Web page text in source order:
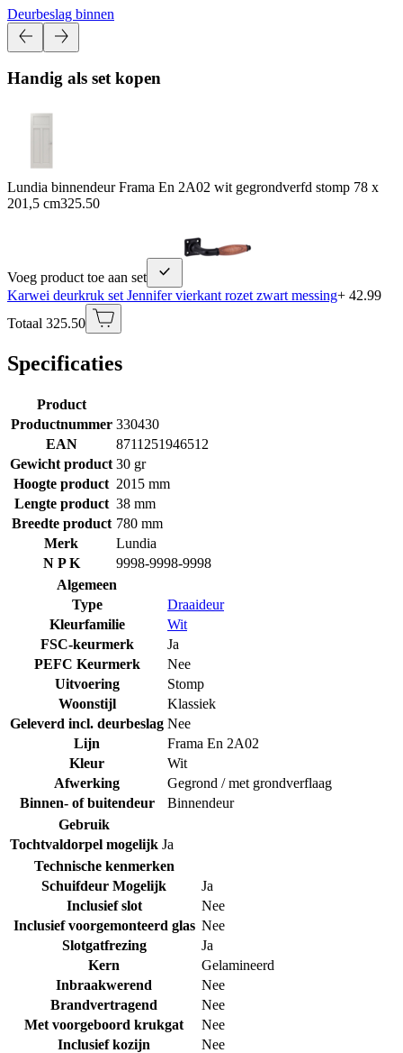
Deurbeslag binnen
Handig als set kopen
Lundia binnendeur Frama En 2A02 wit gegrondverfd stomp 78 x
201,5 cm325.50
Voeg product toe aan set
Karwei deurkruk set Jennifer vierkant rozet zwart messing+ 42.99
Totaal 325.50
Specificaties
Product
Productnummer 330430
EAN
8711251946512
Gewicht product 30 gr
Hoogte product 2015 mm
Lengte product 38 mm
Breedte product 780 mm
Merk
Lundia
N P K
9998-9998-9998
Algemeen
Type
Draaideur
Kleurfamilie
Wit
FSC-keurmerk
Ja
PEFC Keurmerk
Nee
Uitvoering
Stomp
Woonstijl
Klassiek
Geleverd incl. deurbeslag Nee
Lijn
Frama En 2A02
Kleur
Wit
Afwerking
Gegrond / met grondverflaag
Binnen- of buitendeur
Binnendeur
Gebruik
Tochtvaldorpel mogelijk Ja
Technische kenmerken
Schuifdeur Mogelijk
Ja
Inclusief slot
Nee
Inclusief voorgemonteerd glas Nee
Slotgatfrezing
Ja
Kern
Gelamineerd
Inbraakwerend
Nee
Brandvertragend
Nee
Met voorgeboord krukgat
Nee
Inclusief kozijn
Nee